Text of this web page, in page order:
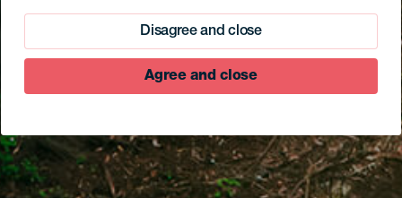
Disagree and close
Agree and close